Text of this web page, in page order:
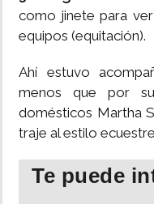
como jinete para
equipos (equitación).
Ahí estuvo
menos que por
domésticos Martha
traje al estilo
Te puede